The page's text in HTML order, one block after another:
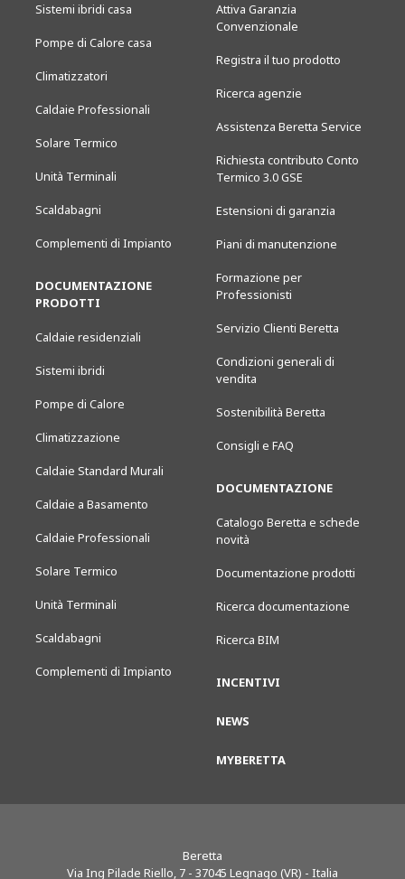
Sistemi ibridi casa
Pompe di Calore casa
Climatizzatori
Caldaie Professionali
Solare Termico
Unità Terminali
Scaldabagni
Complementi di Impianto
DOCUMENTAZIONE
PRODOTTI
Caldaie residenziali
Sistemi ibridi
Pompe di Calore
Climatizzazione
Caldaie Standard Murali
Caldaie a Basamento
Caldaie Professionali
Solare Termico
Unità Terminali
Scaldabagni
Complementi di Impianto
Attiva Garanzia
Convenzionale
Registra il tuo prodotto
Ricerca agenzie
Assistenza Beretta Service
Richiesta contributo Conto
Termico 3.0 GSE
Estensioni di garanzia
Piani di manutenzione
Formazione per
Professionisti
Servizio Clienti Beretta
Condizioni generali di
vendita
Sostenibilità Beretta
Consigli e FAQ
DOCUMENTAZIONE
Catalogo Beretta e schede
novità
Documentazione prodotti
Ricerca documentazione
Ricerca BIM
INCENTIVI
NEWS
MYBERETTA
Beretta
Via Ing Pilade Riello, 7 - 37045 Legnago (VR) - Italia